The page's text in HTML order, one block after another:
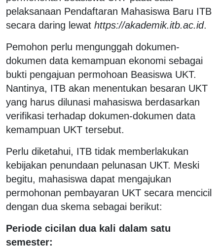
pelaksanaan Pendaftaran Mahasiswa Baru ITB
secara daring lewat https://akademik.itb.ac.id.
Pemohon perlu mengunggah dokumen-
dokumen data kemampuan ekonomi sebagai
bukti pengajuan permohoan Beasiswa UKT.
Nantinya, ITB akan menentukan besaran UKT
yang harus dilunasi mahasiswa berdasarkan
verifikasi terhadap dokumen-dokumen data
kemampuan UKT tersebut.
Perlu diketahui, ITB tidak memberlakukan
kebijakan penundaan pelunasan UKT. Meski
begitu, mahasiswa dapat mengajukan
permohonan pembayaran UKT secara mencicil
dengan dua skema sebagai berikut:
Periode cicilan dua kali dalam satu
semester: